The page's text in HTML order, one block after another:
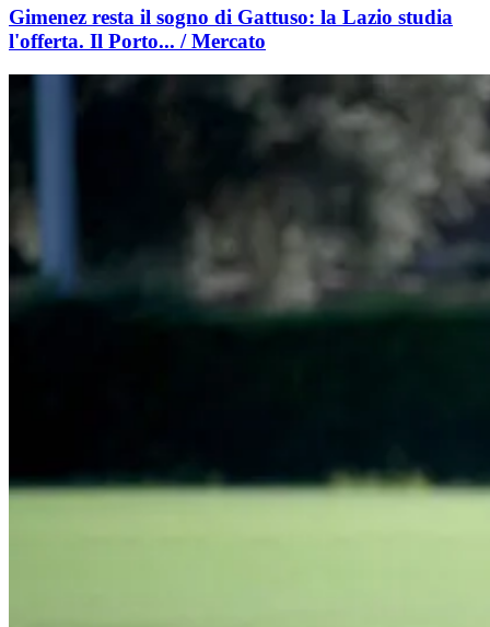
Gimenez resta il sogno di Gattuso: la Lazio studia
l'offerta. Il Porto... / Mercato